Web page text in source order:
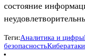
состояние
Теги:Аналитика и цифры
безопасностьКибератаки